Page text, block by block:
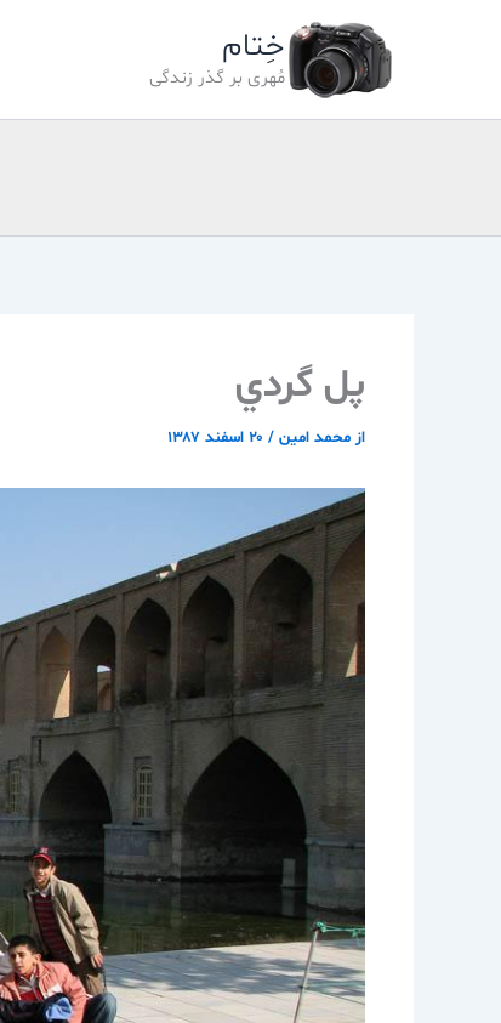
خِتام
مُهری بر گذر زندگی
پل گردي
از محمد امین / ۲۰ اسفند ۱۳۸۷